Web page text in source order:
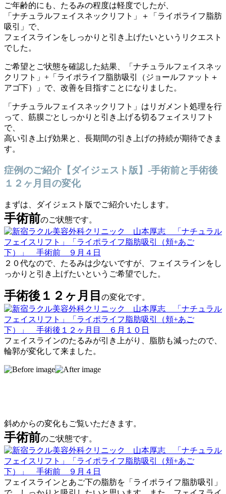
ご年齢的にも、たるみの程度は軽度でしたが、
「ナチュラルフェイスネックリフト」＋「ライポライフ脂肪
吸引」で、
フェイスラインをしっかりと引き上げたいというリクエスト
でした。
ご希望とご状態を確認した結果、「ナチュラルフェイスネッ
クリフト」+「ライポライフ脂肪吸引（ ジョールファット ＋
アゴ下）」で、改善を目指すことになりました。
「ナチュラルフェイスネックリフト」はリガメント処理を行
って、筋膜ごとしっかりと引き上げる切るフェイスリフト
で、
高い引き上げ効果と、長期間の引き上げの持続が期待できま
す。
症例のご紹介【ダイジェスト版】-手術前と手術後
１２ヶ月目の変化
まずは、ダイジェスト版でご紹介いたします。
手術前のご状態です。
２０代なので、たるみは少ないですが、フェイスラインをし
っかりと引き上げたいというご希望でした。
手術後１２ヶ月目 の変化です。
フェイスラインのたるみが引き上がり、脂肪も減ったので、
輪郭が変化して来ました。
斜めからの変化もご覧いただきます。
手術前のご状態です。
フェイスラインとあご下の脂肪を「ライポライフ脂肪吸引」